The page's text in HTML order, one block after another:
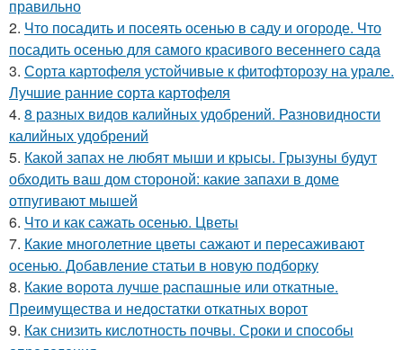
правильно
2. Что посадить и посеять осенью в саду и огороде. Что
посадить осенью для самого красивого весеннего сада
3. Сорта картофеля устойчивые к фитофторозу на урале.
Лучшие ранние сорта картофеля
4. 8 разных видов калийных удобрений. Разновидности
калийных удобрений
5. Какой запах не любят мыши и крысы. Грызуны будут
обходить ваш дом стороной: какие запахи в доме
отпугивают мышей
6. Что и как сажать осенью. Цветы
7. Какие многолетние цветы сажают и пересаживают
осенью. Добавление статьи в новую подборку
8. Какие ворота лучше распашные или откатные.
Преимущества и недостатки откатных ворот
9. Как снизить кислотность почвы. Сроки и способы